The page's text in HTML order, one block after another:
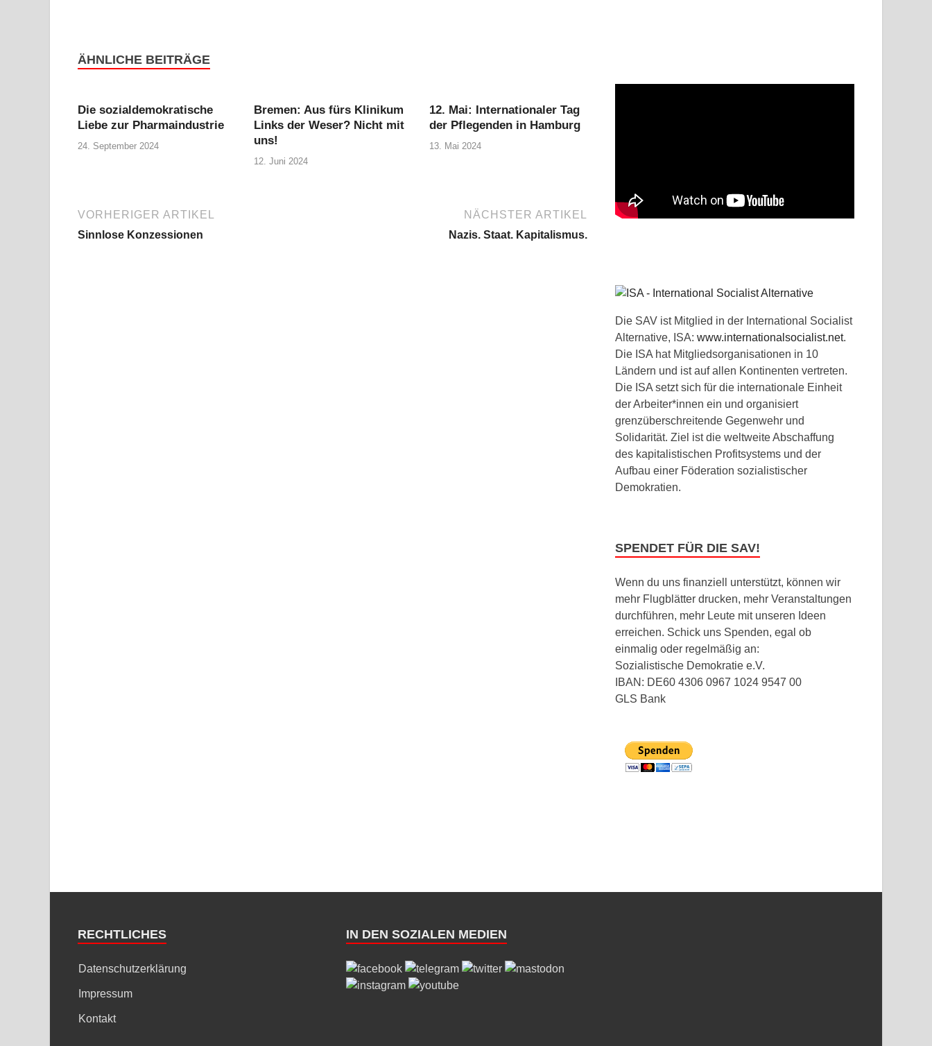
ÄHNLICHE BEITRÄGE
Die sozialdemokratische
Liebe zur Pharmaindustrie
24. September 2024
Bremen: Aus fürs Klinikum
Links der Weser? Nicht mit
uns!
12. Juni 2024
12. Mai: Internationaler Tag
der Pflegenden in Hamburg
13. Mai 2024
VORHERIGER ARTIKEL
Sinnlose Konzessionen
NÄCHSTER ARTIKEL
Nazis. Staat. Kapitalismus.
Die SAV ist Mitglied in der International Socialist
Alternative, ISA:www.internationalsocialist.net.
Die ISA hat Mitgliedsorganisationen in 10
Ländern und ist auf allen Kontinenten vertreten.
Die ISA setzt sich für die internationale Einheit
der Arbeiter*innen ein und organisiert
grenzüberschreitende Gegenwehr und
Solidarität. Ziel ist die weltweite Abschaffung
des kapitalistischen Profitsystems und der
Aufbau einer Föderation sozialistischer
Demokratien.
SPENDET FÜR DIE SAV!
Wenn du uns finanziell unterstützt, können wir
mehr Flugblätter drucken, mehr Veranstaltungen
durchführen, mehr Leute mit unseren Ideen
erreichen. Schick uns Spenden, egal ob
einmalig oder regelmäßig an:
Sozialistische Demokratie e.V.
IBAN: DE60 4306 0967 1024 9547 00
GLS Bank
RECHTLICHES
Datenschutzerklärung
Impressum
Kontakt
IN DEN SOZIALEN MEDIEN